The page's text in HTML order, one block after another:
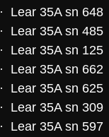
· Lear 35A sn 648
· Lear 35A sn 485
· Lear 35A sn 125
· Lear 35A sn 662
· Lear 35A sn 625
· Lear 35A sn 309
· Lear 35A sn 597